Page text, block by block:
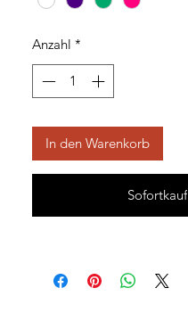
Anzahl *
In den Warenkorb
Sofortkauf